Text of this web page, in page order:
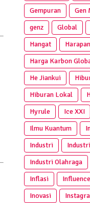
Gempuran
Gen
genz
Global
Hangat
Harapan
Harga Karbon
He Jiankui
Hiburan Lokal
Hyrule
Ice XXI
Ilmu Kuantum
Industri
Industri Olahraga
Inflasi
Inovasi